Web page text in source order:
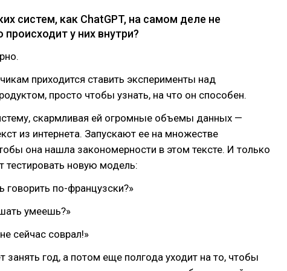
систем, как ChatGPT, на самом деле не
у них внутри?
приходится ставить эксперименты над
просто чтобы узнать, на что он способен.
скармливая ей огромные объемы данных —
из интернета. Запускают ее на множестве
она нашла закономерности в этом тексте. И только
тестировать новую модель:
по-французски?»
умеешь?»
сейчас соврал!»
занять год, а потом еще полгода уходит на то, чтобы